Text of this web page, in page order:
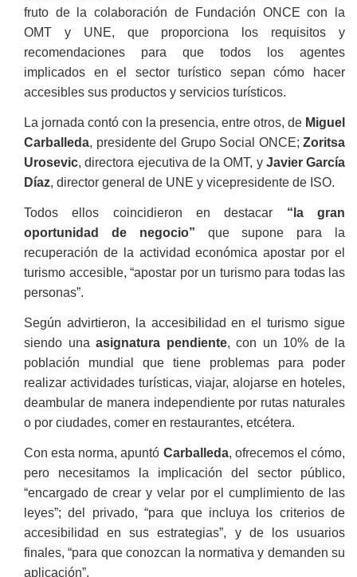
fruto de la colaboración de Fundación ONCE con la
OMT y UNE, que proporciona los requisitos y
recomendaciones para que todos los agentes
implicados en el sector turístico sepan cómo hacer
accesibles sus productos y servicios turísticos.
La jornada contó con la presencia, entre otros, de Miguel
Carballeda, presidente del Grupo Social ONCE; Zoritsa
Urosevic, directora ejecutiva de la OMT, y Javier García
Díaz, director general de UNE y vicepresidente de ISO.
Todos ellos coincidieron en destacar “la gran
oportunidad de negocio” que supone para la
recuperación de la actividad económica apostar por el
turismo accesible, “apostar por un turismo para todas las
personas”.
Según advirtieron, la accesibilidad en el turismo sigue
siendo una asignatura pendiente, con un 10% de la
población mundial que tiene problemas para poder
realizar actividades turísticas, viajar, alojarse en hoteles,
deambular de manera independiente por rutas naturales
o por ciudades, comer en restaurantes, etcétera.
Con esta norma, apuntó Carballeda, ofrecemos el cómo,
pero necesitamos la implicación del sector público,
“encargado de crear y velar por el cumplimiento de las
leyes”; del privado, “para que incluya los criterios de
accesibilidad en sus estrategias”, y de los usuarios
finales, “para que conozcan la normativa y demanden su
aplicación”.